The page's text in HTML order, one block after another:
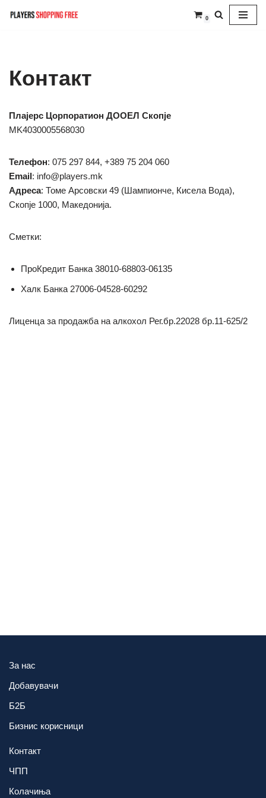
0
Контакт
Плајерс Цорпоратион ДООЕЛ Скопје
MK4030005568030
Телефон: 075 297 844, +389 75 204 060
Email: info@players.mk
Адреса: Томе Арсовски 49 (Шампионче, Кисела Вода),
Скопје 1000, Македонија.
Сметки:
ПроКредит Банка 38010-68803-06135
Халк Банка 27006-04528-60292
Лиценца за продажба на алкохол Рег.бр.22028 бр.11-625/2
За нас
Добавувачи
Б2Б
Бизнис корисници
Контакт
ЧПП
Колачиња